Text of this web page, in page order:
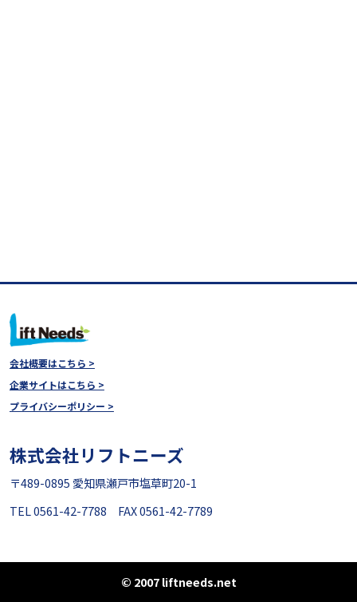
会社概要はこちら >
企業サイトはこちら >
プライバシーポリシー >
株式会社リフトニーズ
〒489-0895 愛知県瀬戸市塩草町20-1
TEL 0561-42-7788 FAX 0561-42-7789
© 2007 liftneeds.net